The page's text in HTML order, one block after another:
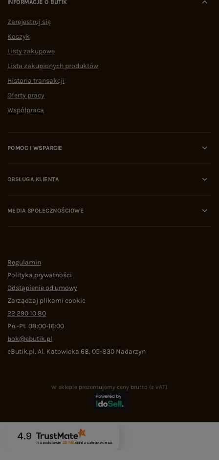
INFORMACJE O BUTIK
Zarejestruj się
Koszyk
Listy zakupowe
Lista zakupionych produktów
Historia transakcji
Oferty pracy
Współpraca
POMOC I WSPARCIE
OBSŁUGA KLIENTA
MEDIA SPOŁECZNOŚCIOWE
Regulamin
Polityka prywatności
Odstąpienie od umowy
Zarządzaj plikami cookie
22 290 10 80
Pn.-Pt. 08:00-16:00
bok@ebutik.pl
eButik.pl,Al. Katowicka 68,05-830 Nadarzyn
W sklepie prezentujemy ceny brutto (z VAT).
4.9
Na podstawie 29 740opinii z całego okresu